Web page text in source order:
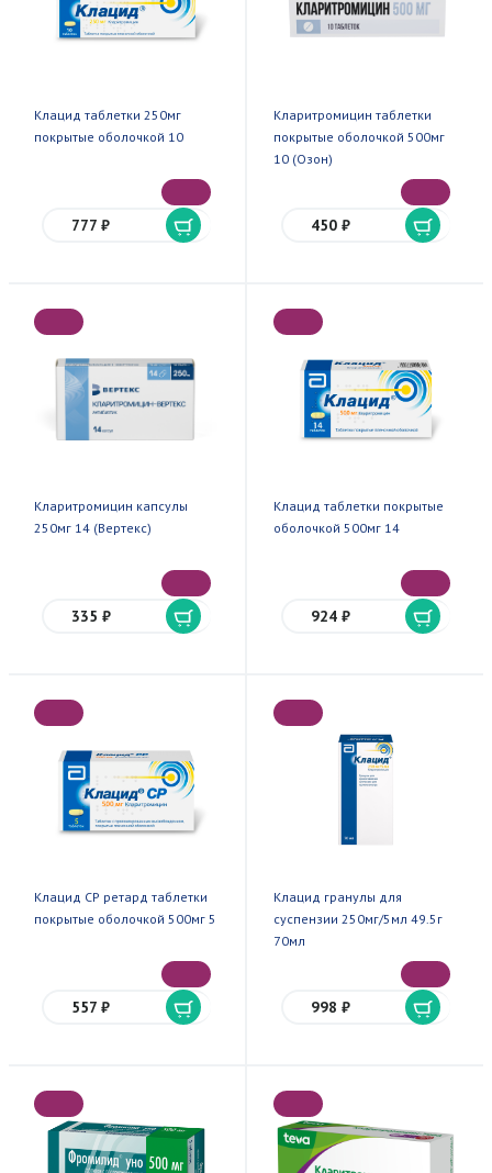
Клацид таблетки 250мг
покрытые оболочкой 10
777 ₽
Кларитромицин таблетки
покрытые оболочкой 500мг
10 (Озон)
450 ₽
Кларитромицин капсулы
250мг 14 (Вертекс)
335 ₽
Клацид таблетки покрытые
оболочкой 500мг 14
924 ₽
Клацид СР ретард таблетки
покрытые оболочкой 500мг 5
557 ₽
Клацид гранулы для
суспензии 250мг/5мл 49.5г
70мл
998 ₽